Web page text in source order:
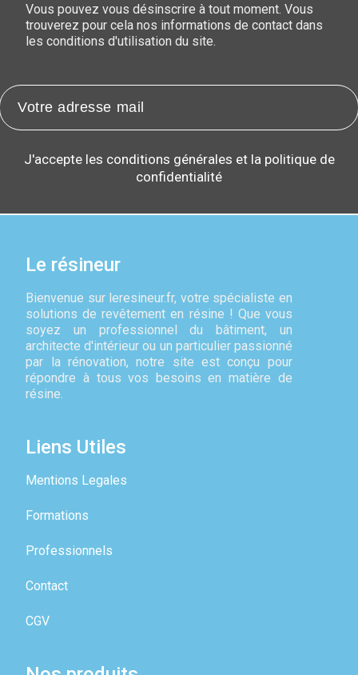
Vous pouvez vous désinscrire à tout moment. Vous
trouverez pour cela nos informations de contact dans
les conditions d'utilisation du site.
J'accepte les conditions générales et la politique de
confidentialité
Le résineur
Bienvenue sur leresineur.fr, votre spécialiste en
solutions de revêtement en résine ! Que vous
soyez un professionnel du bâtiment, un
architecte d'intérieur ou un particulier passionné
par la rénovation, notre site est conçu pour
répondre à tous vos besoins en matière de
résine.
Liens Utiles
Mentions Legales
Formations
Professionnels
Contact
CGV